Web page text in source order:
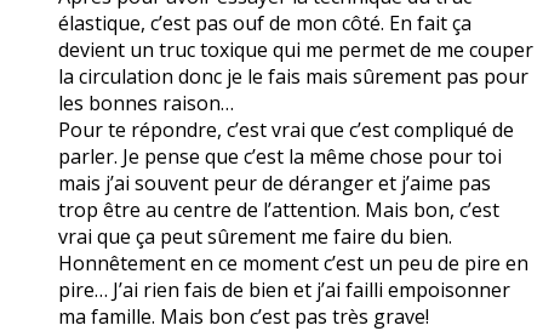
élastique, c’est pas ouf de mon côté. En fait ça
devient un truc toxique qui me permet de me couper
la circulation donc je le fais mais sûrement pas pour
les bonnes raison…
Pour te répondre, c’est vrai que c’est compliqué de
parler. Je pense que c’est la même chose pour toi
mais j’ai souvent peur de déranger et j’aime pas
trop être au centre de l’attention. Mais bon, c’est
vrai que ça peut sûrement me faire du bien.
Honnêtement en ce moment c’est un peu de pire en
pire… J’ai rien fais de bien et j’ai failli empoisonner
ma famille. Mais bon c’est pas très grave!